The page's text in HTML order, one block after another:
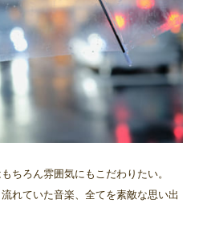
ちろん雰囲気にもこだわりたい。
れていた音楽、全てを素敵な思い出